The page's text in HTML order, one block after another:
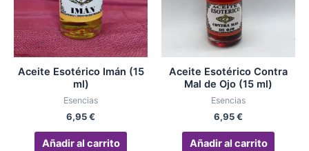
Aceite Esotérico Imán (15
ml)
Esencias
6,95€
Añadir al carrito
Aceite Esotérico Contra
Mal de Ojo (15 ml)
Esencias
6,95€
Añadir al carrito